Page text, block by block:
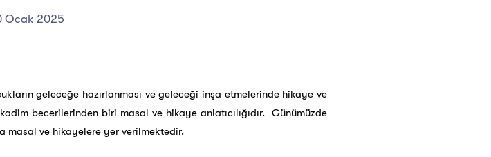
Ocak 2025
geleceğe hazırlanması ve geleceği inşa etmelerinde hikaye ve
becerilerinden biri masal ve hikaye anlatıcılığıdır. Günümüzde
masal ve hikayelere yer verilmektedir.